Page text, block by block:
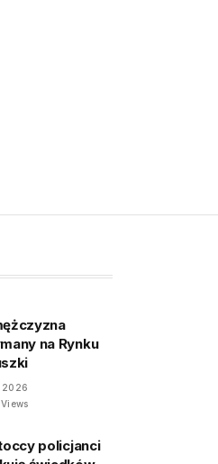
na Rynku
2026
Views
policjanci